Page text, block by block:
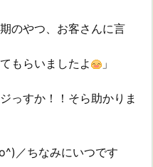
やつ、お客さんに言
ましたよ 」
！！そら助かりま
みにいつです